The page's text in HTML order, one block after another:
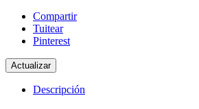
Compartir
Tuitear
Pinterest
Descripción